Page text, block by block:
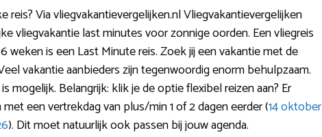
reis? Via vliegvakantievergelijken.nl Vliegvakantievergelijken
vliegvakantie last minutes voor zonnige oorden. Een vliegreis
weken is een Last Minute reis. Zoek jij een vakantie met de
vakantie aanbieders zijn tegenwoordig enorm behulpzaam.
mogelijk. Belangrijk: klik je de optie flexibel reizen aan? Er
een vertrekdag van plus/min 1 of 2 dagen eerder (14 oktober
). Dit moet natuurlijk ook passen bij jouw agenda.